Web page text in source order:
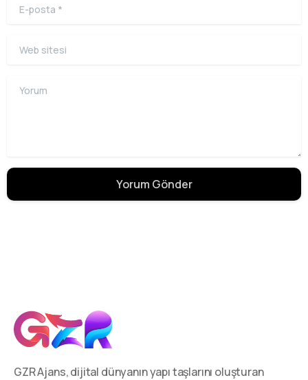
E-posta *
Web sitesi
Yorum
GZR Ajans, dijital dünyanın yapı taşlarını oluşturan